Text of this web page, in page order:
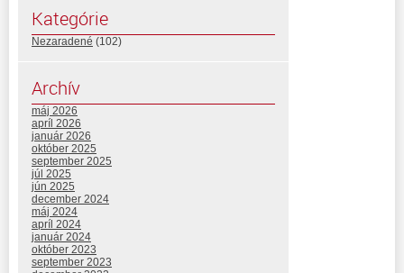
Kategórie
Nezaradené (102)
Archív
máj 2026
apríl 2026
január 2026
október 2025
september 2025
júl 2025
jún 2025
december 2024
máj 2024
apríl 2024
január 2024
október 2023
september 2023